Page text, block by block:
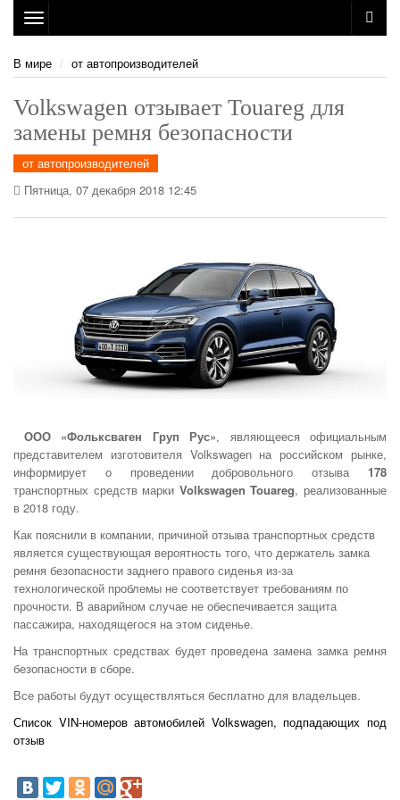
Toggle
navigation
В мире
от автопроизводителей
Volkswagen отзывает Touareg для
замены ремня безопасности
от автопроизводителей
Пятница, 07 декабря 2018 12:45
ООО «Фольксваген Груп Рус», являющееся официальным
представителем изготовителя Volkswagen на российском рынке,
информирует о проведении добровольного отзыва 178
транспортных средств марки Volkswagen Touareg, реализованные
в 2018 году.
Как пояснили в компании, причиной отзыва транспортных средств
является существующая вероятность того, что держатель замка
ремня безопасности заднего правого сиденья из-за
технологической проблемы не соответствует требованиям по
прочности. В аварийном случае не обеспечивается защита
пассажира, находящегося на этом сиденье.
На транспортных средствах будет проведена замена замка ремня
безопасности в сборе.
Все работы будут осуществляться бесплатно для владельцев.
Список VIN-номеров автомобилей Volkswagen, подпадающих под
отзыв